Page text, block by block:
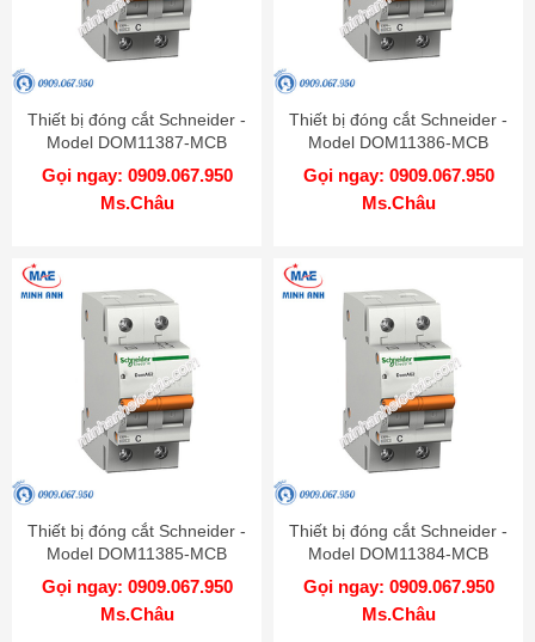
Thiết bị đóng cắt Schneider -
Model DOM11387-MCB
Gọi ngay: 0909.067.950
Ms.Châu
Thiết bị đóng cắt Schneider -
Model DOM11386-MCB
Gọi ngay: 0909.067.950
Ms.Châu
Thiết bị đóng cắt Schneider -
Model DOM11385-MCB
Gọi ngay: 0909.067.950
Ms.Châu
Thiết bị đóng cắt Schneider -
Model DOM11384-MCB
Gọi ngay: 0909.067.950
Ms.Châu